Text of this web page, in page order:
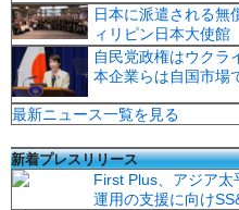
日本に派遣される無
ィリピン日本大使館
自民党政権はウクラ
本企業らは自国市場
最新ニュース一覧を見る
新着プレスリリース
First Plus、アジア
運用の支援に向け